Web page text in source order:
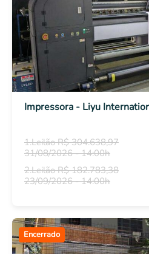
Impressora - Liyu
1.Leilão R$ 304.638,97
31/08/2026 - 14:00h
2.Leilão R$ 182.783,38
23/09/2026 - 14:00h
Encerrado